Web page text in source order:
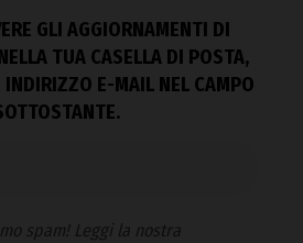
GLI AGGIORNAMENTI DI
TUA CASELLA DI POSTA,
E-MAIL NEL CAMPO
spam! Leggi la nostra